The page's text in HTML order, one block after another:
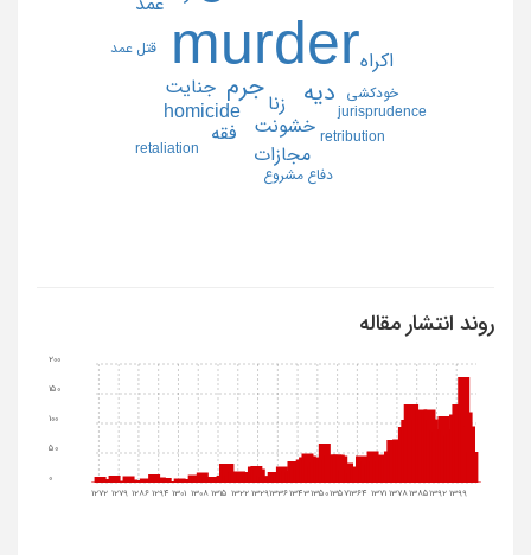
murder
جرم ديه
جنايت
خشونت
homicide
فقه
مجازات
اكراه
زنا خودكشي
jurisprudence
قتل عمد
retribution
دفاع مشروع
retaliation
روند انتشار مقاله
1272 1279 1286 1294 1301 1308 1315 1322 132913361343135013571364 1371 137813851392 1399
50
100
150
200